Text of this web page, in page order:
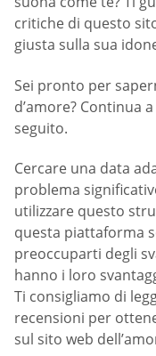
critiche di questo
giusta sulla sua
Sei pronto per
d’amore? Continua
seguito.
Cercare una data
problema
utilizzare questo
questa piattaforma
preoccuparti degli
hanno i loro
Ti consigliamo di
recensioni per
sul sito web